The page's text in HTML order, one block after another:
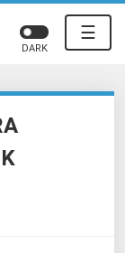
☰
DARK